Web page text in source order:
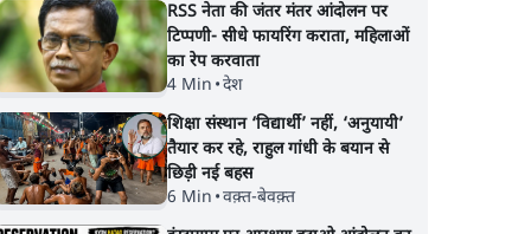
RSS नेता की जंतर मंतर आंदोलन पर
टिप्पणी- सीधे फायरिंग कराता, महिलाओं
का रेप करवाता
4 Min •देश
शिक्षा संस्थान ‘विद्यार्थी’ नहीं, ‘अनुयायी’
तैयार कर रहे, राहुल गांधी के बयान से
छिड़ी नई बहस
6 Min •वक़्त-बेवक़्त